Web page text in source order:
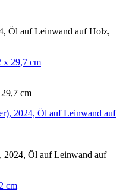
Öl auf Leinwand auf Holz,
cm
2024, Öl auf Leinwand auf